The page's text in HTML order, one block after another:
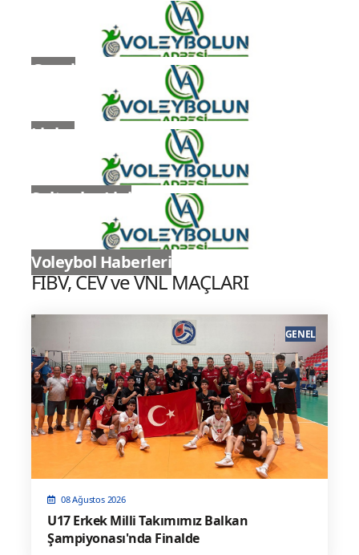
Genel
Ligler
Sultanlar Ligi
Voleybol Haberleri
FIBV, CEV ve VNL MAÇLARI
08 Ağustos 2026
U17 Erkek Milli Takımımız Balkan
Şampiyonası'nda Finalde
GENEL